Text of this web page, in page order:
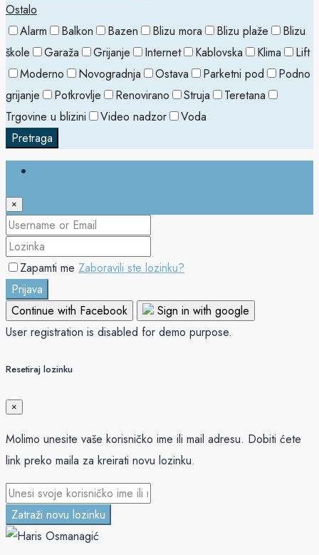
Ostalo
Alarm
Balkon Bazen Blizu mora Blizu plaže
Blizu
škole
Garaža Grijanje Internet Kablovska Klima
Lift
Moderno
Novogradnja Ostava Parketni pod
Podno
grijanje
Potkrovlje Renovirano Struja
Teretana
Trgovine u blizini
Video nadzor
Voda
Pretraga
×
Zapamti me Zaboravili ste lozinku?
Prijava
Continue with Facebook
Sign in with google
User registration is disabled for demo purpose.
Resetiraj lozinku
×
Molimo unesite vaše korisničko ime ili mail adresu. Dobiti ćete
link preko maila za kreirati novu lozinku.
Zatraži novu lozinku